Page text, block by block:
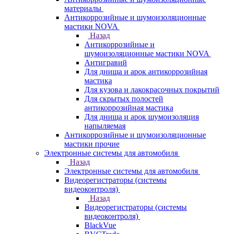
материалы
Антикоррозийные и шумоизоляционные
мастики NOVA
Назад
Антикоррозийные и
шумоизоляционные мастики NOVA
Антигравий
Для днища и арок антикоррозийная
мастика
Для кузова и лакокрасочных покрытий
Для скрытых полостей
антикоррозийная мастика
Для днища и арок шумоизоляция
напыляемая
Антикоррозийные и шумоизоляционные
мастики прочие
Электронные системы для автомобиля
Назад
Электронные системы для автомобиля
Видеорегистраторы (системы
видеоконтроля)
Назад
Видеорегистраторы (системы
видеоконтроля)
BlackVue